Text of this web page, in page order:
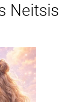
Neitsis